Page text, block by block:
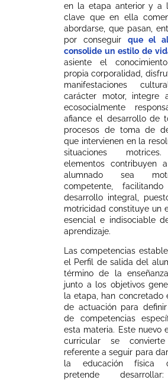
en la etapa anterior y a
clave que en ella
abordarse, que pasan,
por conseguir que el
consolide un estilo de
asiente el
propia corporalidad,
manifestaciones
carácter motor, integre
ecosocialmente
afiance el desarrollo de
procesos de toma de
que intervienen en la
situaciones
elementos contribuyen
alumnado sea
competente,
desarrollo integral,
motricidad constituye un
esencial e indisociable
aprendizaje.
Las competencias
el Perfil de salida del
término de la
junto a los objetivos
la etapa, han concretado
de actuación para
de competencias
esta materia. Este nuevo
curricular se
referente a seguir para
la educación física
pretende